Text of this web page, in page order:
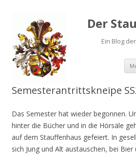
Der
Ein Blog
Springe zum
Semesterantrittskneipe
Das Semester hat wieder begonnen.
hinter die Bücher und in die Hörsäle
auf dem Stauffenhaus gefeiert. In
sich Jung und Alt austauschen, bei Bier